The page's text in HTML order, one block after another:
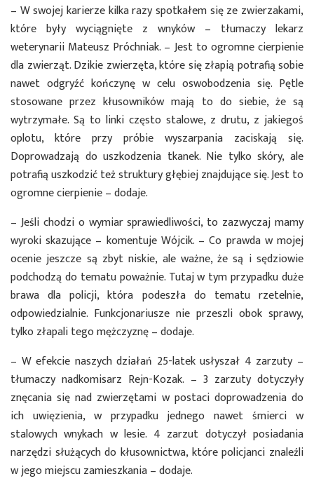
– W swojej karierze kilka razy spotkałem się ze zwierzakami,
które były wyciągnięte z wnyków – tłumaczy lekarz
weterynarii Mateusz Próchniak. – Jest to ogromne cierpienie
dla zwierząt. Dzikie zwierzęta, które się złapią potrafią sobie
nawet odgryźć kończynę w celu oswobodzenia się. Pętle
stosowane przez kłusowników mają to do siebie, że są
wytrzymałe. Są to linki często stalowe, z drutu, z jakiegoś
oplotu, które przy próbie wyszarpania zaciskają się.
Doprowadzają do uszkodzenia tkanek. Nie tylko skóry, ale
potrafią uszkodzić też struktury głębiej znajdujące się. Jest to
ogromne cierpienie – dodaje.
– Jeśli chodzi o wymiar sprawiedliwości, to zazwyczaj mamy
wyroki skazujące – komentuje Wójcik. – Co prawda w mojej
ocenie jeszcze są zbyt niskie, ale ważne, że są i sędziowie
podchodzą do tematu poważnie. Tutaj w tym przypadku duże
brawa dla policji, która podeszła do tematu rzetelnie,
odpowiedzialnie. Funkcjonariusze nie przeszli obok sprawy,
tylko złapali tego mężczyznę – dodaje.
– W efekcie naszych działań 25-latek usłyszał 4 zarzuty –
tłumaczy nadkomisarz Rejn-Kozak. – 3 zarzuty dotyczyły
znęcania się nad zwierzętami w postaci doprowadzenia do
ich uwięzienia, w przypadku jednego nawet śmierci w
stalowych wnykach w lesie. 4 zarzut dotyczył posiadania
narzędzi służących do kłusownictwa, które policjanci znaleźli
w jego miejscu zamieszkania – dodaje.